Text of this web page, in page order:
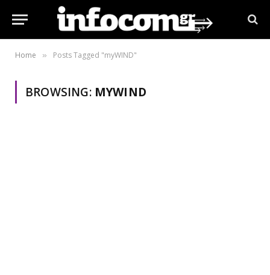
Home » Posts Tagged "myWIND"
BROWSING: MYWIND